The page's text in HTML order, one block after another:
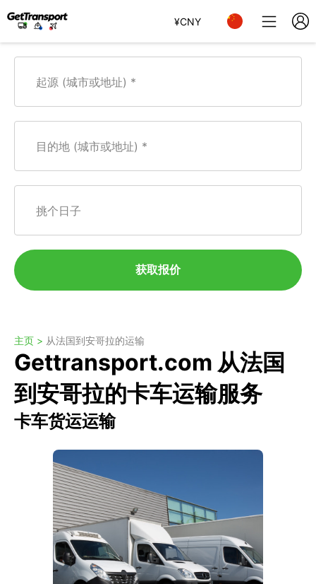
¥CNY
起源 (城市或地址)
目的地 (城市或地址)
挑个日子
获取报价
主页 > 从法国到安哥拉的运输
Gettransport.com 从法国
到安哥拉的卡车运输服务
卡车货运运输